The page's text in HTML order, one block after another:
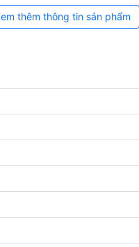
thêm thông tin sản phẩm